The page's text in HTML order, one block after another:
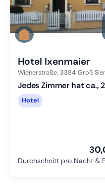
Hotel Ixenmaier
Wienerstraße, 3384 Groß
Jedes Zimmer hat ca.,
Hotel
Durchschnitt pro Nacht &